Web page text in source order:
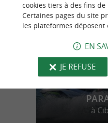
à
cookies tiers à des fins de
Certaines pages du site
les plateformes déposent
EN
JE REFUSE